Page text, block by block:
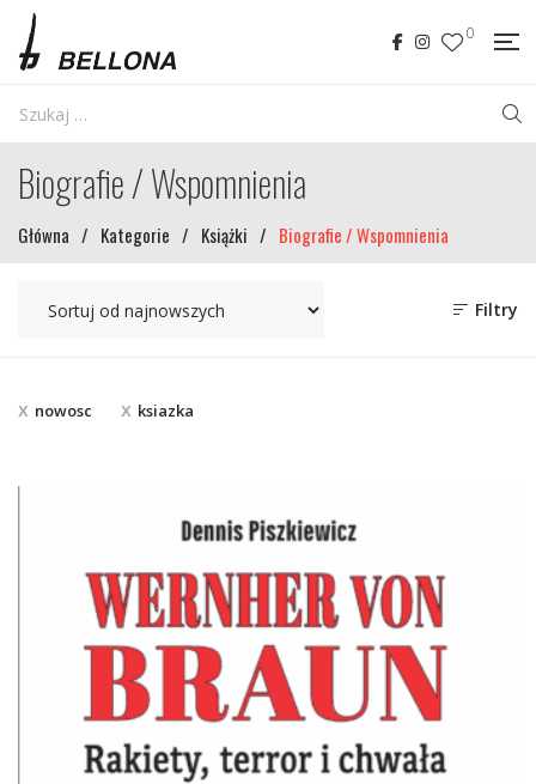
0
Biografie / Wspomnienia
Główna / Kategorie / Książki / Biografie / Wspomnienia
Filtry
nowosc ksiazka